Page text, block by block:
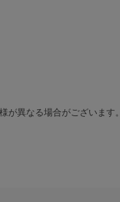
異なる場合がございます。